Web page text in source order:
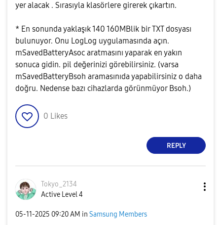
yer alacak . Sırasıyla klasörlere girerek çıkartın.
* En sonunda yaklaşık 140 160MBlik bir TXT dosyası
bulunuyor. Onu LogLog uygulamasında açın.
mSavedBatteryAsoc aratmasını yaparak en yakın
sonuca gidin. pil değerinizi görebilirsiniz. (varsa
mSavedBatteryBsoh aramasınıda yapabilirsiniz o daha
doğru. Nedense bazı cihazlarda görünmüyor Bsoh.)
0 Likes
REPLY
Tokyo_2134
Active Level 4
‎05-11-2025 09:20 AM in Samsung Members